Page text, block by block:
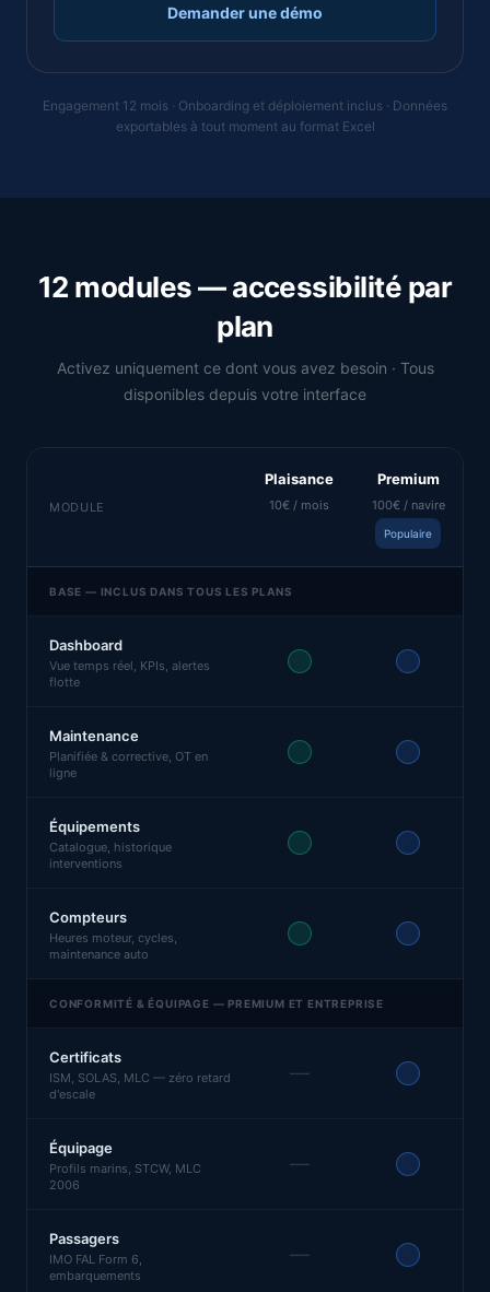
Demander une démo
Engagement 12 mois · Onboarding et déploiement inclus · Données
exportables à tout moment au format Excel
12 modules — accessibilité par
plan
Activez uniquement ce dont vous avez besoin · Tous
disponibles depuis votre interface
MODULE
Plaisance
10€ / mois
Premium
100€ / navire
Populaire
BASE — INCLUS DANS TOUS LES PLANS
Dashboard
Vue temps réel, KPIs, alertes
flotte
Maintenance
Planifiée & corrective, OT en
ligne
Équipements
Catalogue, historique
interventions
Compteurs
Heures moteur, cycles,
maintenance auto
CONFORMITÉ & ÉQUIPAGE — PREMIUM ET ENTREPRISE
Certificats
ISM, SOLAS, MLC — zéro retard
d'escale
—
Équipage
Profils marins, STCW, MLC
2006
—
Passagers
IMO FAL Form 6,
embarquements
—